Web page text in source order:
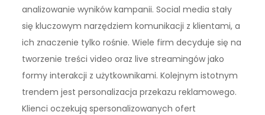
analizowanie wyników kampanii. Social media stały
się kluczowym narzędziem komunikacji z klientami, a
ich znaczenie tylko rośnie. Wiele firm decyduje się na
tworzenie treści video oraz live streamingów jako
formy interakcji z użytkownikami. Kolejnym istotnym
trendem jest personalizacja przekazu reklamowego.
Klienci oczekują spersonalizowanych ofert